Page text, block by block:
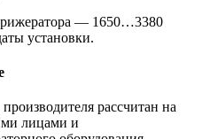
— 1650…3380
установки.
рассчитан на
лицами и